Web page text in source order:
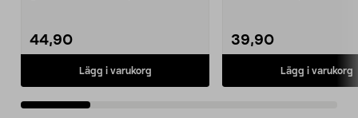
44,90
Lägg i varukorg
39,90
Lägg i varukorg